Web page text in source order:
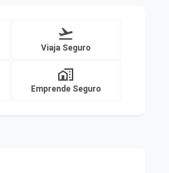
flight_takeoff
Viaja Seguro
home_work
Emprende Seguro